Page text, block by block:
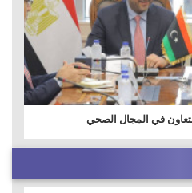
في المجال الصحي